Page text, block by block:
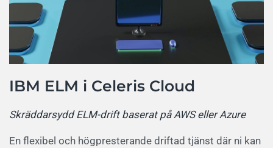
IBM ELM i Celeris Cloud
Skräddarsydd ELM-drift baserat på AWS eller Azure
En flexibel och högpresterande driftad tjänst där ni kan